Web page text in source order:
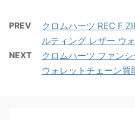
PREV
クロムハーツ REC F
ルティング レザー ウ
NEXT
クロムハーツ ファン
ウォレットチェーン買